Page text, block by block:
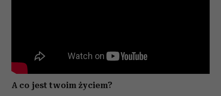
A co jest twoim życiem?